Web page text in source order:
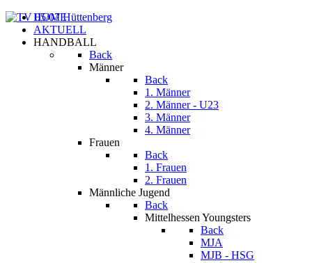
HOME
AKTUELL
HANDBALL
Back
Männer
Back
1. Männer
2. Männer - U23
3. Männer
4. Männer
Frauen
Back
1. Frauen
2. Frauen
Männliche Jugend
Back
Mittelhessen Youngsters
Back
MJA
MJB - HSG